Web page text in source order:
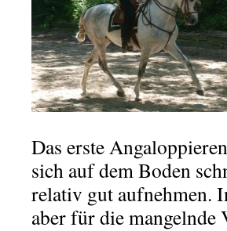
Das erste
sich auf dem Boden
relativ gut aufnehmen.
aber für die mangelnde